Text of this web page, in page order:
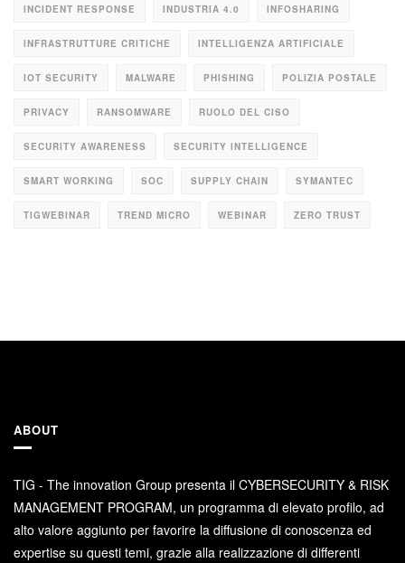
INCIDENT RESPONSE INDUSTRIA 4.0 INFOSHARING
INFRASTRUTTURE CRITICHE INTELLIGENZA ARTIFICIALE
IOT SECURITY MALWARE PHISHING POLIZIA POSTALE
PRIVACY RANSOMWARE RUOLO DEL CISO
SECURITY AWARENESS SECURITY INTELLIGENCE
SMART WORKING SOC SUPPLY CHAIN SYMANTEC
TIGWEBINAR TREND MICRO WEBINAR ZERO TRUST
ABOUT
TIG - The innovation Group presenta il CYBERSECURITY & RISK
MANAGEMENT PROGRAM, un programma di elevato profilo, ad
alto valore aggiunto per favorire la diffusione di conoscenza ed
expertise su questi temi, grazie alla realizzazione di differenti